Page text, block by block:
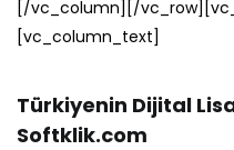
[/vc_column][/
[vc_column_text]
Türkiyenin Dijital
Softklik.com